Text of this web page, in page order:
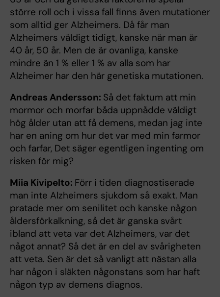
större roll och i vissa fall finns även mutationer
som alltid ger Alzheimers. Då får man
Alzheimers väldigt tidigt, kanske när man är
40 år, 50 år. Men de är ovanliga, kanske
mindre än 1 % eller 1 % av alla som har
Alzheimer har den här genetiska mutationen.
Andreas Andersson: Så det faktum att min
mormor och morfar båda uppnådde väldigt
hög ålder utan att få demens, medan jag inte
har en aning om hur det var med min farmor
och farfar, Det säger egentligen ingenting om
risken för mig?
Miia Kivipelto: Förr i tiden diagnostiserade
man inte Alzheimers sjukdom så exakt. Man
pratade mer om senilitet och kanske någon
åldersförkalkning, så det är ganska svårt
ibland att veta var det Alzheimers, var det
något annat? Så det är en del av svårigheten
att veta. Sen är det så vanligt att nästan alla
har någon i släkten någonstans som har haft
någon typ av demens diagnos.